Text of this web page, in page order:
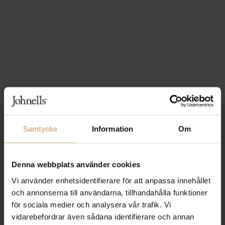
Samtycke Information Om
Denna webbplats använder cookies
Vi använder enhetsidentifierare för att anpassa innehållet
och annonserna till användarna, tillhandahålla funktioner
för sociala medier och analysera vår trafik. Vi
vidarebefordrar även sådana identifierare och annan
SAMLA BONUS I KUNDKLUBBEN
Håll dig uppdaterad